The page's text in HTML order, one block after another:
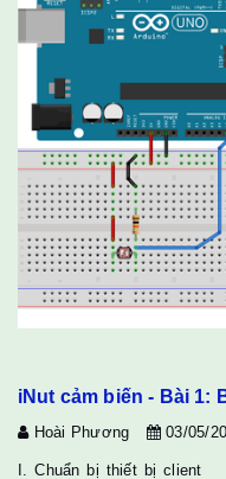
iNut cảm biến - Bài 1:
Hoài Phương 03/05/
I. Chuẩn bị thiết bị client